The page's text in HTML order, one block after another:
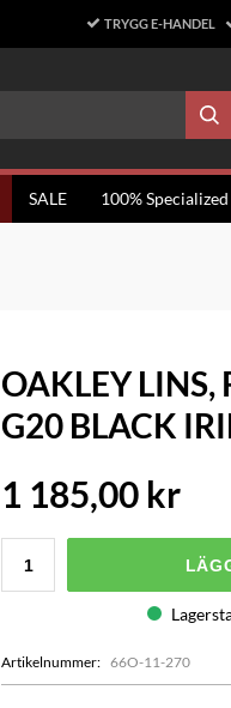
TRYGG E-HANDEL
SALE 100% Specialized
OAKLEY LINS,
G20 BLACK
1 185,00 kr
Artikelnummer: 66O-11-270